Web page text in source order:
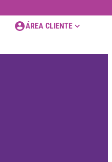
ÁREA CLIENTE